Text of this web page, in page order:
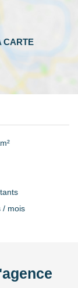
/ mois